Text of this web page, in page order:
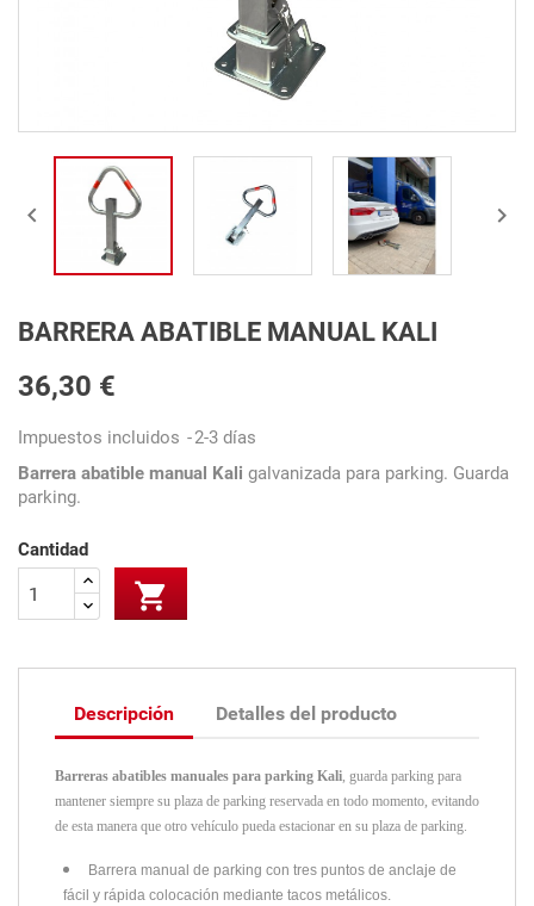
 
BARRERA ABATIBLE MANUAL KALI
36,30 €
Impuestos incluidos
2-3 días
Barrera abatible manual Kali galvanizada para parking. Guarda
parking.
Cantidad

Descripción Detalles del producto
Barreras abatibles manuales para parking Kali, guarda parking para
mantener siempre su plaza de parking reservada en todo momento, evitando
de esta manera que otro vehículo pueda estacionar en su plaza de parking.
Barrera manual de parking con tres puntos de anclaje de
fácil y rápida colocación mediante tacos metálicos.